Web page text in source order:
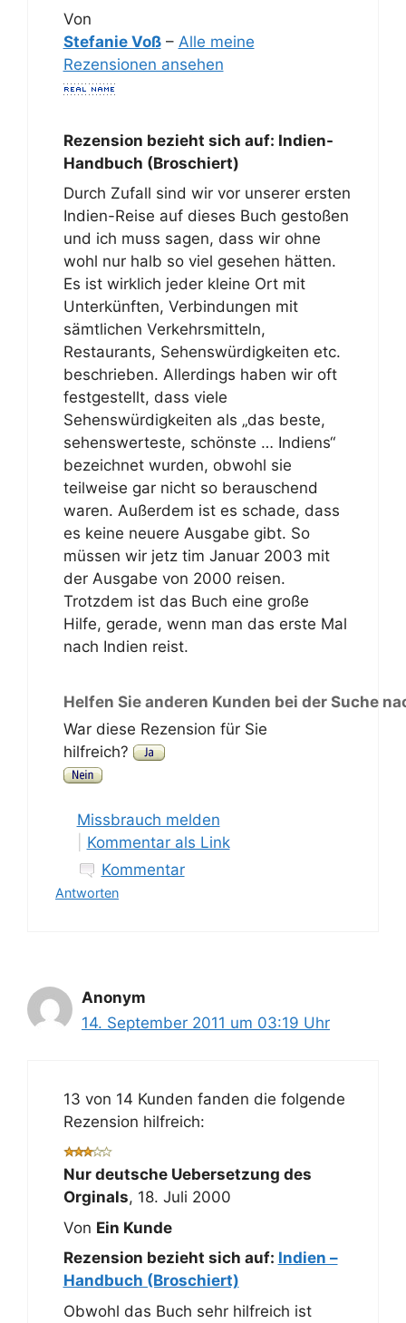
Von
Stefanie Voß– Alle meine
Rezensionen ansehen
Rezension bezieht sich auf: Indien-
Handbuch (Broschiert)
Durch Zufall sind wir vor unserer ersten
Indien-Reise auf dieses Buch gestoßen
und ich muss sagen, dass wir ohne
wohl nur halb so viel gesehen hätten.
Es ist wirklich jeder kleine Ort mit
Unterkünften, Verbindungen mit
sämtlichen Verkehrsmitteln,
Restaurants, Sehenswürdigkeiten etc.
beschrieben. Allerdings haben wir oft
festgestellt, dass viele
Sehenswürdigkeiten als „das beste,
sehenswerteste, schönste … Indiens“
bezeichnet wurden, obwohl sie
teilweise gar nicht so berauschend
waren. Außerdem ist es schade, dass
es keine neuere Ausgabe gibt. So
müssen wir jetz tim Januar 2003 mit
der Ausgabe von 2000 reisen.
Trotzdem ist das Buch eine große
Hilfe, gerade, wenn man das erste Mal
nach Indien reist.
Helfen Sie anderen Kunden bei der Suche
War diese Rezension für Sie
hilfreich?
Missbrauch melden
Kommentar als Link
Kommentar
Antworten
Anonym
14. September 2011 um 03:19 Uhr
13 von 14 Kunden fanden die folgende
Rezension hilfreich:
Nur deutsche Uebersetzung des
Orginals, 18. Juli 2000
Von Ein Kunde
Rezension bezieht sich auf: Indien –
Handbuch (Broschiert)
Obwohl das Buch sehr hilfreich ist